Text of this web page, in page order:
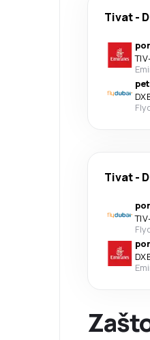
Tivat-
TIV
Tivat-
TIV